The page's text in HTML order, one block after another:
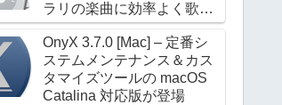
ラリの楽曲に効率よく歌詞
を設定できる
OnyX 3.7.0 [Mac] – 定番シ
ステムメンテナンス＆カス
タマイズツールの macOS
Catalina 対応版が登場